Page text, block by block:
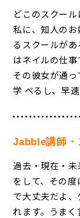
どこのスクー
私に、知人の
るスクールが
はネイルの仕事
その彼女が通
学 べるし、早
Jabble講師・
過去・現在・
をして、その
で大丈夫だよ
れます。うま